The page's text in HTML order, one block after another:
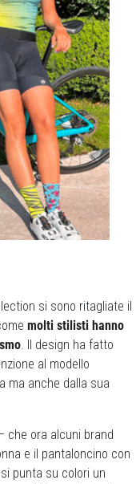
si sono ritagliate il
molti stilisti hanno
. Il design ha fatto
al modello
ma anche dalla sua
che ora alcuni brand
e il pantaloncino con
punta su colori un